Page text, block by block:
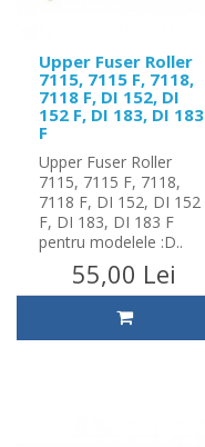
Upper Fuser Roller
7115, 7115 F, 7118,
7118 F, DI 152, DI
152 F, DI 183, DI 183
F
Upper Fuser Roller
7115, 7115 F, 7118,
7118 F, DI 152, DI 152
F, DI 183, DI 183 F
pentru modelele :D..
55,00 Lei